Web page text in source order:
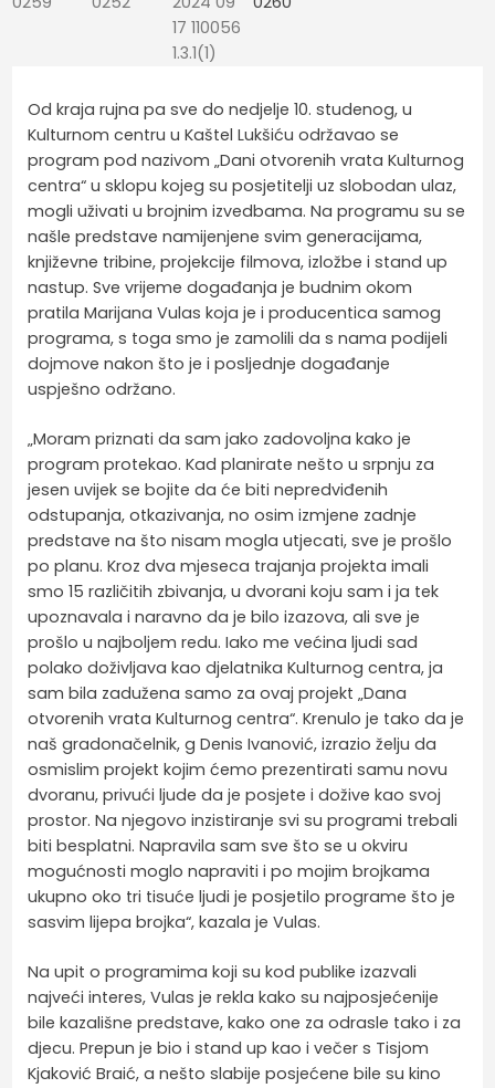
Od kraja rujna pa sve do nedjelje 10. studenog, u
Kulturnom centru u Kaštel Lukšiću održavao se
program pod nazivom „Dani otvorenih vrata Kulturnog
centra“ u sklopu kojeg su posjetitelji uz slobodan ulaz,
mogli uživati u brojnim izvedbama. Na programu su se
našle predstave namijenjene svim generacijama,
književne tribine, projekcije filmova, izložbe i stand up
nastup. Sve vrijeme događanja je budnim okom
pratila Marijana Vulas koja je i producentica samog
programa, s toga smo je zamolili da s nama podijeli
dojmove nakon što je i posljednje događanje
uspješno održano.
„Moram priznati da sam jako zadovoljna kako je
program protekao. Kad planirate nešto u srpnju za
jesen uvijek se bojite da će biti nepredviđenih
odstupanja, otkazivanja, no osim izmjene zadnje
predstave na što nisam mogla utjecati, sve je prošlo
po planu. Kroz dva mjeseca trajanja projekta imali
smo 15 različitih zbivanja, u dvorani koju sam i ja tek
upoznavala i naravno da je bilo izazova, ali sve je
prošlo u najboljem redu. Iako me većina ljudi sad
polako doživljava kao djelatnika Kulturnog centra, ja
sam bila zadužena samo za ovaj projekt „Dana
otvorenih vrata Kulturnog centra“. Krenulo je tako da je
naš gradonačelnik, g Denis Ivanović, izrazio želju da
osmislim projekt kojim ćemo prezentirati samu novu
dvoranu, privući ljude da je posjete i dožive kao svoj
prostor. Na njegovo inzistiranje svi su programi trebali
biti besplatni. Napravila sam sve što se u okviru
mogućnosti moglo napraviti i po mojim brojkama
ukupno oko tri tisuće ljudi je posjetilo programe što je
sasvim lijepa brojka“, kazala je Vulas.
Na upit o programima koji su kod publike izazvali
najveći interes, Vulas je rekla kako su najposjećenije
bile kazališne predstave, kako one za odrasle tako i za
djecu. Prepun je bio i stand up kao i večer s Tisjom
Kjaković Braić, a nešto slabije posjećene bile su kino